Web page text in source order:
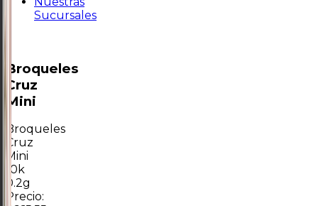
Sucursales
Broqueles
Cruz
Mini
Broqueles
Cruz
Mini
10k
0.2g
Precio: